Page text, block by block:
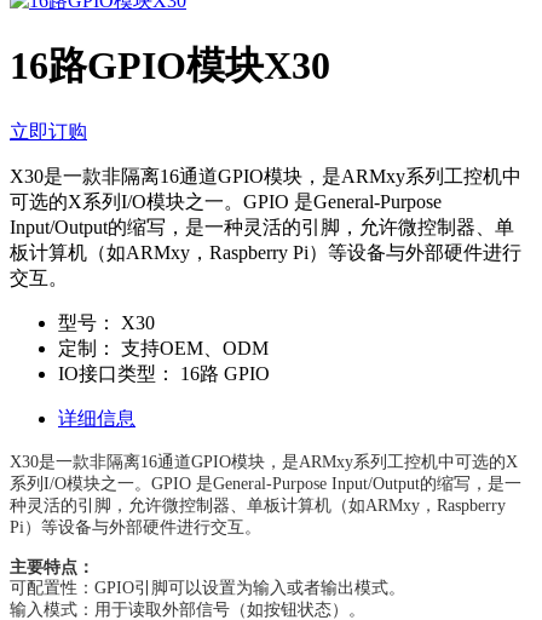
16路GPIO模块X30
立即订购
X30是一款非隔离16通道GPIO模块，是ARMxy系列工控机中
可选的X系列I/O模块之一。GPIO 是General-Purpose
Input/Output的缩写，是一种灵活的引脚，允许微控制器、单
板计算机（如ARMxy，Raspberry Pi）等设备与外部硬件进行
交互。
型号：
X30
定制：
支持OEM、ODM
IO接口类型：
16路 GPIO
详细信息
X30是一款非隔离16通道GPIO模块，是ARMxy系列工控机中可选的X
系列I/O模块之一。GPIO 是General-Purpose Input/Output的缩写，是一
种灵活的引脚，允许微控制器、单板计算机（如ARMxy，Raspberry
Pi）等设备与外部硬件进行交互。
主要特点：
可配置性：GPIO引脚可以设置为输入或者输出模式。
输入模式：用于读取外部信号（如按钮状态）。